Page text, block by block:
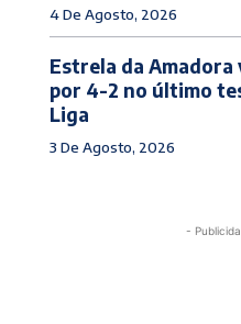
4 De Agosto, 2026
Estrela da Amadora
por 4-2 no último
Liga
3 De Agosto, 2026
-